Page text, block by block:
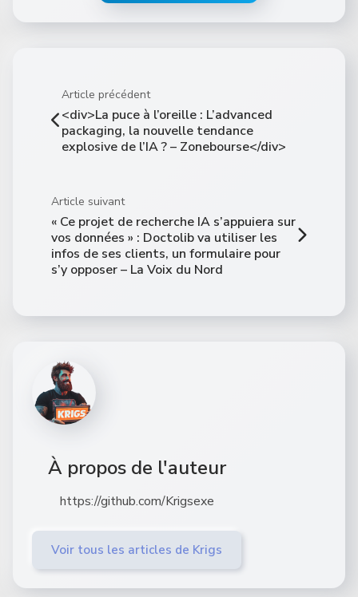
Article précédent
<div>La puce à l’oreille : L’advanced
packaging, la nouvelle tendance
explosive de l’IA ? – Zonebourse</div>
Article suivant
« Ce projet de recherche IA s’appuiera sur
vos données » : Doctolib va utiliser les
infos de ses clients, un formulaire pour
s’y opposer – La Voix du Nord
À propos de l'auteur
https://github.com/Krigsexe
Voir tous les articles de Krigs